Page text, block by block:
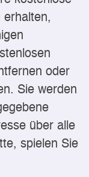
erhalten,
oder
Sie werden
über alle
spielen Sie